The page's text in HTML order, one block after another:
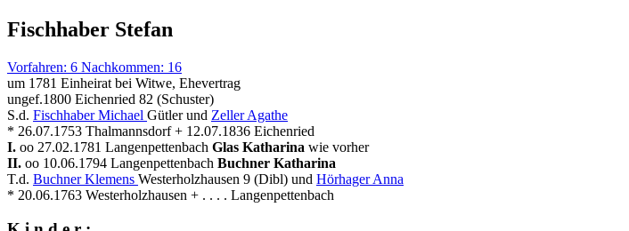
Fischhaber Stefan
Vorfahren: 6 Nachkommen: 16
um 1781 Einheirat bei Witwe, Ehevertrag
ungef.1800 Eichenried 82 (Schuster)
S.d. Fischhaber Michael Gütler und Zeller Agathe
* 26.07.1753 Thalmannsdorf + 12.07.1836 Eichenried
I. oo 27.02.1781 Langenpettenbach Glas Katharina wie vorher
II. oo 10.06.1794 Langenpettenbach Buchner Katharina
T.d. Buchner Klemens Westerholzhausen 9 (Dibl) und Hörhager Anna
* 20.06.1763 Westerholzhausen + . . . . Langenpettenbach